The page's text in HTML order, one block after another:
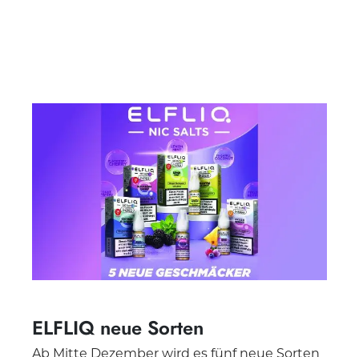
ELFLIQ neue Sorten
Ab Mitte Dezember wird es fünf neue Sorten